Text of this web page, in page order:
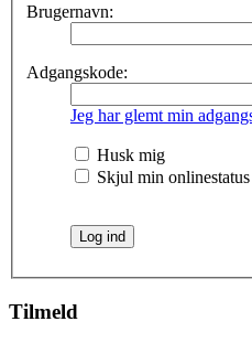
Brugernavn:
Adgangskode:
Jeg har glemt min
Husk mig
Skjul min
Tilmeld